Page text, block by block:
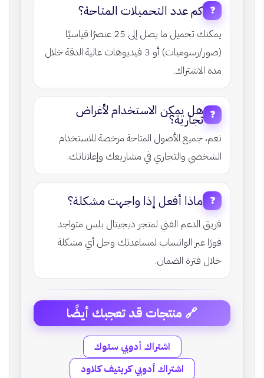
❓ كم عدد التحميلات المتاحة؟
يمكنك تحميل ما يصل إلى 25 عنصرًا قياسيًا
(صور/رسوميات) أو 3 فيديوهات عالية الدقة خلال
مدة الاشتراك.
❓ هل يمكن الاستخدام لأغراض
تجارية؟
نعم، جميع الأصول المتاحة مرخصة للاستخدام
الشخصي والتجاري في مشاريعك وإعلاناتك.
❓ ماذا أفعل إذا واجهت مشكلة؟
فريق الدعم الفني لمتجر ديجيتال بلس متواجد
فورًا عبر الواتساب لمساعدتك وحل أي مشكلة
خلال فترة الضمان.
🔗 منتجات قد تعجبك أيضًا
اشتراك أدوبي ستوك
اشتراك أدوبي كريتيف كلاود